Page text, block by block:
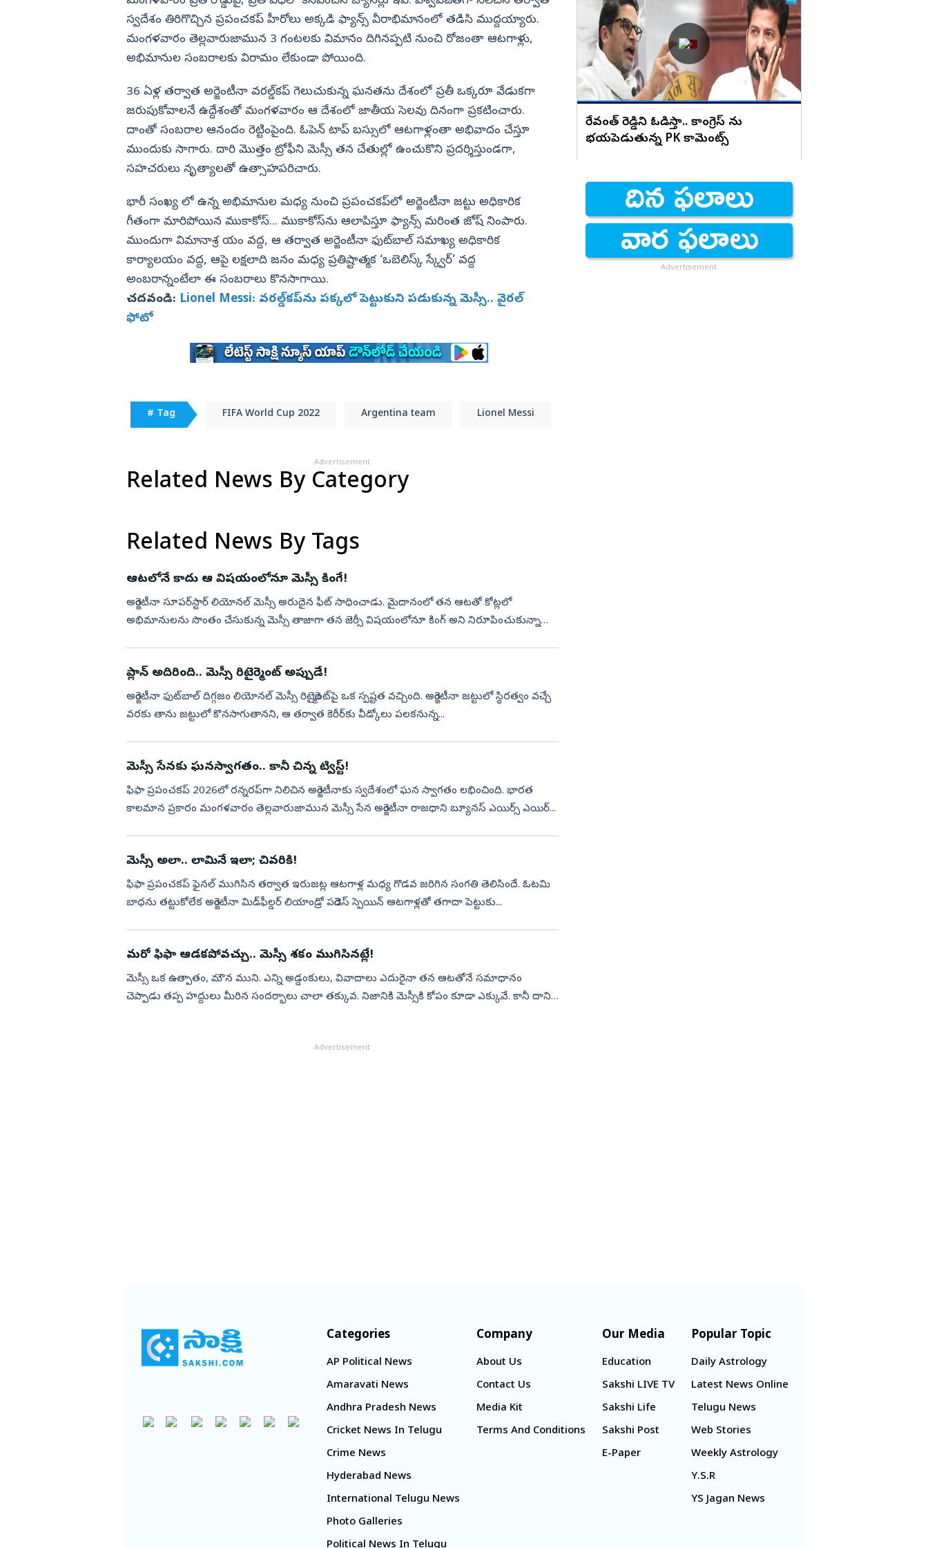
విజయనగరం
పార్వతీపురం మన్యం
ఏలూరు
వైఎస్సార్
అన్నమయ్య
నిజామాబాద్
కామారెడ్డి
వికారాబాద్
వరంగల్
హన్మకొండ
జనగాం
మహబూబాబాద్
ములుగు
స్వదేశం తిరిగొచ్చిన ప్రపంచకప్‌ హీరోలు అక్కడి ఫ్యాన్స్‌ వీరాభిమానంలో తడిసి ముద్దయ్యారు.
మంగళవారం తెల్లవారుజామున 3 గంటలకు విమానం దిగినప్పటి నుంచి రోజంతా ఆటగాళ్లు,
అభిమానుల సంబరాలకు విరామం లేకుండా పోయింది.
36 ఏళ్ల తర్వాత అర్జెంటీనా వరల్డ్‌కప్‌ గెలుచుకున్న ఘనతను దేశంలో ప్రతీ ఒక్కరూ వేడుకగా
జరుపుకోవాలనే ఉద్దేశంతో మంగళవారం ఆ దేశంలో జాతీయ సెలవు దినంగా ప్రకటించారు.
దాంతో సంబరాల ఆనందం రెట్టింపైంది. ఓపెన్‌ టాప్‌ బస్సులో ఆటగాళ్లంతా అభివాదం చేస్తూ
ముందుకు సాగారు. దారి మొత్తం ట్రోఫీని మెస్సీ తన చేతుల్లో ఉంచుకొని ప్రదర్శిస్తుండగా,
సహచరులు నృత్యాలతో ఉత్సాహపరిచారు.
భారీ సంఖ్య లో ఉన్న అభిమానుల మధ్య నుంచి ప్రపంచకప్‌లో అర్జెంటీనా జట్టు అధికారిక
గీతంగా మారిపోయిన ముకాకోస్‌... ముకాకోస్‌ను ఆలాపిస్తూ ఫ్యాన్స్‌ మరింత జోష్‌ నింపారు.
ముందుగా విమానాశ్ర యం వద్ద, ఆ తర్వాత అర్జెంటీనా ఫుట్‌బాల్‌ సమాఖ్య అధికారిక
కార్యాలయం వద్ద, ఆపై లక్షలాది జనం మధ్య ప్రతిష్టాత్మక ‘ఒబెలిస్క్‌ స్క్వేర్‌’ వద్ద
అంబరాన్నంటేలా ఈ సంబరాలు కొనసాగాయి.
చదవండి: Lionel Messi: వరల్డ్‌కప్‌ను పక్కలో పెట్టుకుని పడుకున్న మెస్సీ.. వైరల్‌
ఫోటో
# Tag FIFA World Cup 2022 Argentina team Lionel Messi
Advertisement
Related News By Category
Related News By Tags
ఆటలోనే కాదు ఆ విష‌యంలోనూ మెస్సీ కింగే!
అర్జెంటీనా సూప‌ర్‌స్టార్ లియోన‌ల్ మెస్సీ అరుదైన ఫీట్ సాధించాడు. మైదానంలో త‌న ఆట‌తో కోట్ల‌లో
అభిమానులను సొంతం చేసుకున్న మెస్సీ తాజాగా త‌న జెర్సీ విష‌యంలోనూ కింగ్ అని నిరూపించుకున్నాడు.
ప్లాన్‌ అదిరింది.. మెస్సీ రిటైర్మెంట్‌ అప్పుడే!
అర్జెంటీనా ఫుట్‌బాల్ దిగ్గ‌జం లియోన‌ల్ మెస్సీ రిటైర్మెంట్‌పై ఒక స్ప‌ష్టత వ‌చ్చింది. అర్జెంటీనా జ‌ట్టులో స్థిర‌త్వం వ‌చ్చే
వ‌ర‌కు తాను జ‌ట్టులో కొన‌సాగుతాన‌ని, ఆ త‌ర్వాత కెరీర్‌కు వీడ్కోలు ప‌ల‌క‌నున్న‌...
మెస్సీ సేన‌కు ఘ‌న‌స్వాగ‌తం.. కానీ చిన్న ట్విస్ట్‌!
ఫిఫా ప్ర‌పంచ‌క‌ప్ 2026లో ర‌న్న‌ర‌ప్‌గా నిలిచిన అర్జెంటీనాకు స్వ‌దేశంలో ఘ‌న స్వాగ‌తం ల‌భించింది. భార‌త
కాల‌మాన ప్ర‌కారం మంగ‌ళ‌వారం తెల్ల‌వారుజామున మెస్సీ సేన‌ అర్జెంటీనా రాజ‌ధాని బ్యూన‌స్ ఎయిర్స్ ఎయిర్...
మెస్సీ అలా.. లామినే ఇలా; చివ‌రికి!
ఫిఫా ప్ర‌పంచ‌క‌ప్ ఫైన‌ల్ ముగిసిన త‌ర్వాత ఇరుజట్ల ఆట‌గాళ్ల మ‌ధ్య గొడవ జ‌రిగిన సంగ‌తి తెలిసిందే. ఓట‌మి
బాధ‌ను త‌ట్టుకోలేక అర్జెంటీనా మిడ్‌ఫీల్డ‌ర్ లియాండ్రో ప‌రెడెస్ స్పెయిన్ ఆటగాళ్ల‌తో త‌గాదా పెట్టుకు...
మ‌రో ఫిఫా ఆడ‌క‌పోవ‌చ్చు.. మెస్సీ శ‌కం ముగిసిన‌ట్లే!
మెస్సీ ఒక ఉత్పాతం, మౌన ముని. ఎన్ని అడ్డంకులు, వివాదాలు ఎదురైనా త‌న ఆట‌తోనే స‌మాధానం
చెప్పాడు త‌ప్ప హ‌ద్దులు మీరిన సంద‌ర్భాలు చాలా త‌క్కువ‌. నిజానికి మెస్సీకి కోపం కూడా ఎక్కువే. కానీ దాని
Advertisement
ఇక పెట్రోల్ అవసరం లేదు.. Toyota
సరికొత్త కార్ లాంచ్
ధర్మేంద్ర బాటలో లోకేష్ రాజీనామా
చెయ్యాల్సిందే..
రేవంత్ రెడ్డిని ఓడిస్తా.. కాంగ్రెస్ ను
భయపెడుతున్న PK కామెంట్స్
Advertisement
Categories
AP Political News
Amaravati News
Andhra Pradesh News
Cricket News In Telugu
Crime News
Hyderabad News
International Telugu News
Photo Galleries
Political News In Telugu
Company
About Us
Contact Us
Media Kit
Terms And Conditions
Our Media
Education
Sakshi LIVE TV
Sakshi Life
Sakshi Post
E-Paper
Popular Topic
Daily Astrology
Latest News Online
Telugu News
Web Stories
Weekly Astrology
Y.S.R
YS Jagan News